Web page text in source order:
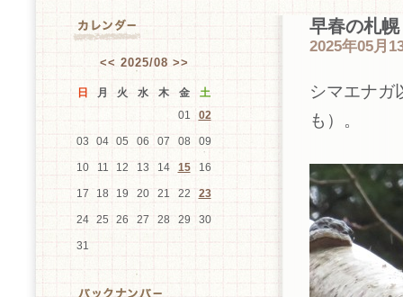
<< 2025/08 >>
日 月 火 水 木 金
土
01
02
03 04 05 06 07 08 09
10 11 12 13 14 15 16
17 18 19 20 21 22 23
24 25 26 27 28 29 30
31
早春の札幌
2025年05月
シマエナガ
も）。